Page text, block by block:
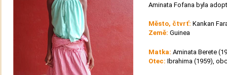
Aminata Fofana byla
Město, čtvrť: Kankan
Země: Guinea
Matka: Aminata Berete
Otec: Ibrahima (1959),